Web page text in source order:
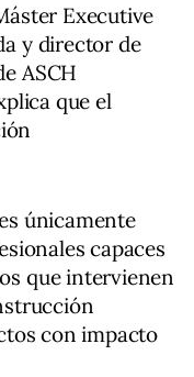
Executive
y director de
ASCH
que el
únicamente
capaces
que intervienen
con impacto